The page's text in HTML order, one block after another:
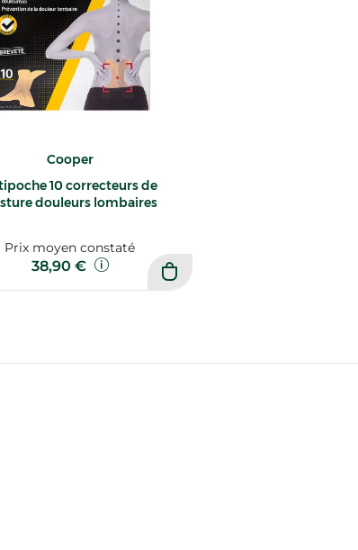
Cooper
10 correcteurs de
douleurs lombaires
Prix moyen constaté
38,90 €